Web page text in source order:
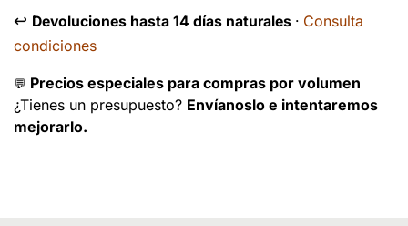
↩️ Devoluciones hasta 14 días naturales · Consulta
condiciones
💬 Precios especiales para compras por volumen
¿Tienes un presupuesto? Envíanoslo e intentaremos
mejorarlo.